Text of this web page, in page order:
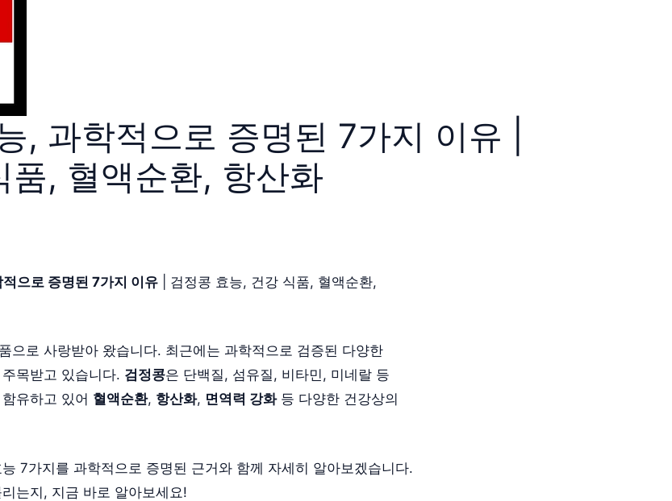
, 과학적으로 증명된 7가지 이유 |
, 혈액순환, 항산화
으로 증명된 7가지 이유 | 검정콩 효능, 건강 식품, 혈액순환,
으로 사랑받아 왔습니다. 최근에는 과학적으로 검증된 다양한
목받고 있습니다. 검정콩은 단백질, 섬유질, 비타민, 미네랄 등
유하고 있어 혈액순환, 항산화, 면역력 강화등 다양한 건강상의
7가지를 과학적으로 증명된 근거와 함께 자세히 알아보겠습니다.
리는지, 지금 바로 알아보세요!